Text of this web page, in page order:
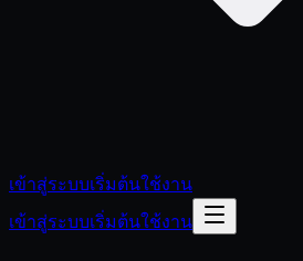
เข้าสู่ระบบเริ่มต้นใช้งาน
เข้าสู่ระบบเริ่มต้นใช้งาน